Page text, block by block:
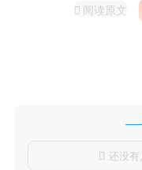
 阅读原文
 还没有